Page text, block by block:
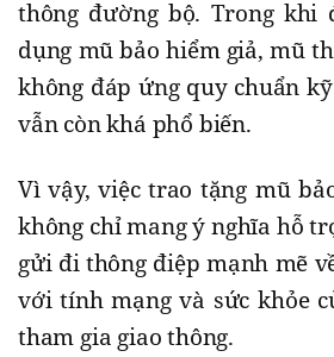
thông đường bộ. Trong khi
dụng mũ bảo hiểm giả, mũ
không đáp ứng quy chuẩn
vẫn còn khá phổ biến.
Vì vậy, việc trao tặng mũ
không chỉ mang ý nghĩa hỗ
gửi đi thông điệp mạnh mẽ
với tính mạng và sức khỏe
tham gia giao thông.